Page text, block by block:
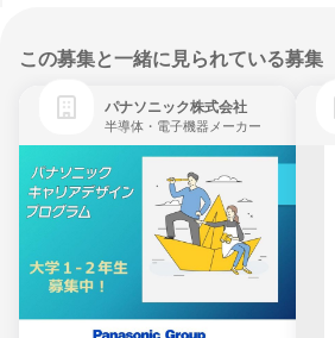
この募集と一緒に見られている募集
パナソニック株式会社
半導体・電子機器メーカー